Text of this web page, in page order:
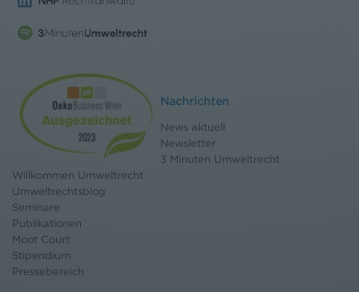
Nachrichten
News aktuell
Newsletter
3 Minuten Umweltrecht
Willkommen Umweltrecht
Umweltrechtsblog
Seminare
Publikationen
Moot Court
Stipendium
Pressebereich